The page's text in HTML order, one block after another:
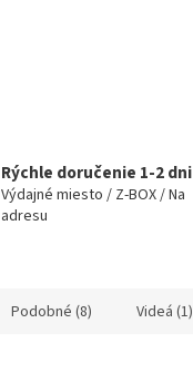
Rýchle doručenie 1-2 dni
Výdajné miesto / Z-BOX / Na
adresu
Podobné (8) Videá (1)